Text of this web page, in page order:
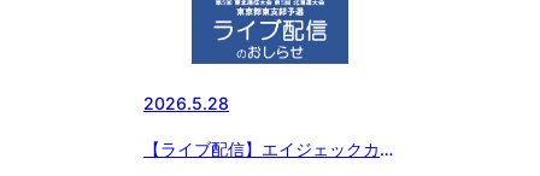
東京都東支部予選
2026.5.28
【ライブ配信】エイジェックカッ